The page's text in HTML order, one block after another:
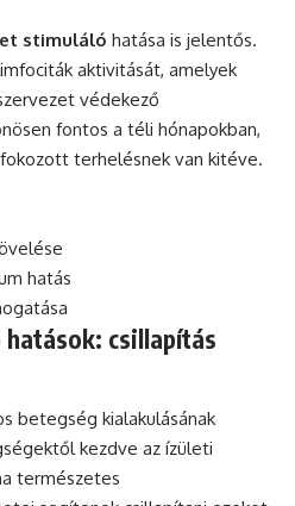
stimuláló hatása is jelentős.
aktivitását, amelyek
védekező
fontos a téli hónapokban,
terhelésnek van kitéve.
hatás
hatások: csillapítás
betegség kialakulásának
kezdve az ízületi
természetes